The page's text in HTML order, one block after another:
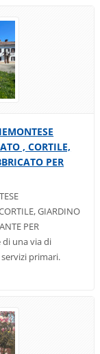
, CORTILE,
PER
GIARDINO
PER
di una via di
primari.